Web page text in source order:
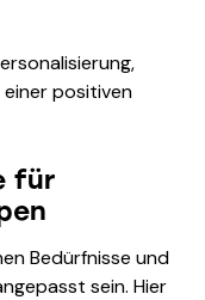
positiven
für
Bedürfnisse und
sein. Hier